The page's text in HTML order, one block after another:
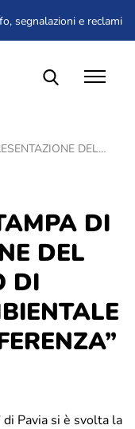
segnalazioni e reclami
DEL…
DI
DEL
DI
di Pavia si è svolta la